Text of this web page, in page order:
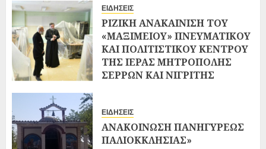
ΕΙΔΗΣΕΙΣ
ΡΙΖΙΚΗ ΑΝΑΚΑΙΝΙΣΗ ΤΟΥ
«ΜΑΞΙΜΕΙΟΥ» ΠΝΕΥΜΑΤΙΚΟΥ
ΚΑΙ ΠΟΛΙΤΙΣΤΙΚΟΥ ΚΕΝΤΡΟΥ
ΤΗΣ ΙΕΡΑΣ ΜΗΤΡΟΠΟΛΗΣ
ΣΕΡΡΩΝ ΚΑΙ ΝΙΓΡΙΤΗΣ
ΕΙΔΗΣΕΙΣ
ΑΝΑΚΟΙΝΩΣΗ ΠΑΝΗΓΥΡΕΩΣ
ΠΑΛΙΟΚΚΛΗΣΙΑΣ»